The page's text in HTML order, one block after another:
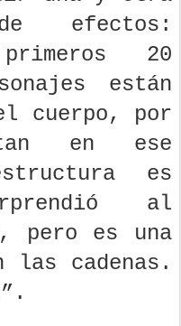
efectos:
20
están
cuerpo, por
en ese
es
al
pero es una
las cadenas.